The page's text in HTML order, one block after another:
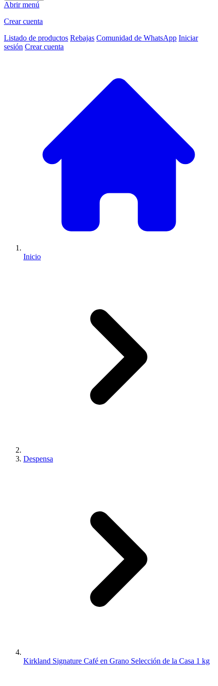
Abrir menú
Crear cuenta
Listado de productos Rebajas Comunidad de WhatsApp Iniciar
sesión Crear cuenta
Inicio
Despensa
Kirkland Signature Café en Grano Selección de la Casa 1 kg